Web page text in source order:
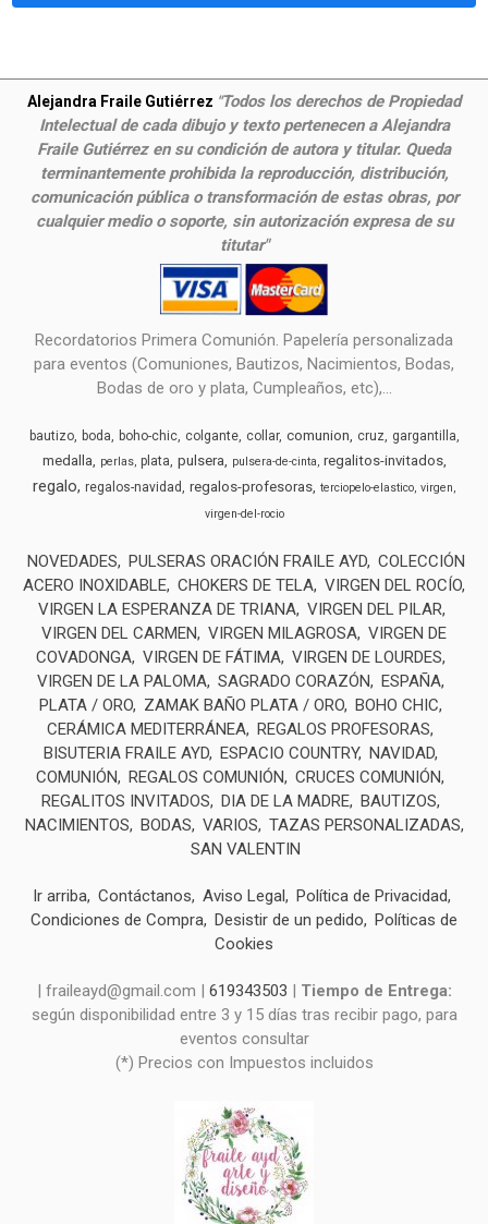
Alejandra Fraile Gutiérrez "Todos los derechos de Propiedad
Intelectual de cada dibujo y texto pertenecen a Alejandra
Fraile Gutiérrez en su condición de autora y titular. Queda
terminantemente prohibida la reproducción, distribución,
comunicación pública o transformación de estas obras, por
cualquier medio o soporte, sin autorización expresa de su
titutar"
Recordatorios Primera Comunión. Papelería personalizada
para eventos (Comuniones, Bautizos, Nacimientos, Bodas,
Bodas de oro y plata, Cumpleaños, etc),...
bautizo boda boho-chic colgante collar comunion cruz gargantilla
medalla perlas plata pulsera pulsera-de-cinta regalitos-invitados
regalo regalos-navidad regalos-profesoras terciopelo-elastico virgen
virgen-del-rocio
NOVEDADES PULSERAS ORACIÓN FRAILE AYD COLECCIÓN
ACERO INOXIDABLE CHOKERS DE TELA VIRGEN DEL ROCÍO
VIRGEN LA ESPERANZA DE TRIANA VIRGEN DEL PILAR
VIRGEN DEL CARMEN
VIRGEN MILAGROSA VIRGEN DE
COVADONGA VIRGEN DE FÁTIMA VIRGEN DE LOURDES
VIRGEN DE LA PALOMA SAGRADO CORAZÓN
ESPAÑA
PLATA / ORO
ZAMAK BAÑO PLATA / ORO BOHO CHIC
CERÁMICA MEDITERRÁNEA REGALOS PROFESORAS
BISUTERIA FRAILE AYD ESPACIO COUNTRY NAVIDAD
COMUNIÓN
REGALOS COMUNIÓN
CRUCES COMUNIÓN
REGALITOS INVITADOS
DIA DE LA MADRE BAUTIZOS
NACIMIENTOS
BODAS VARIOS
TAZAS PERSONALIZADAS
SAN VALENTIN
Ir arriba Contáctanos Aviso Legal
Política de Privacidad
Condiciones de Compra Desistir de un pedido
Políticas de
Cookies
| fraileayd@gmail.com | 619343503 | Tiempo de Entrega:
según disponibilidad entre 3 y 15 días tras recibir pago, para
eventos consultar
(*) Precios con Impuestos incluidos